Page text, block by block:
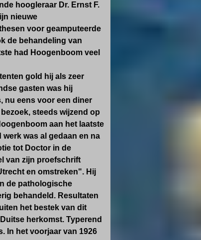
hoogleraar Dr. Ernst F.
nieuwe
voor geamputeerde
de behandeling van
had Hoogenboom veel
gold hij als zeer
gasten was hij
nu eens voor een diner
steeds wijzend op
aan het laatste
was al gedaan en na
tot Doctor in de
van zijn proefschrift
en omstreken". Hij
de pathologische
behandeld. Resultaten
het bestek van dit
herkomst. Typerend
In het voorjaar van 1926